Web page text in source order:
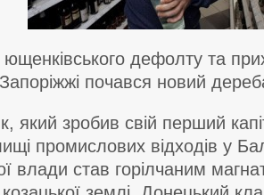
ющенківського дефолту та
Запоріжжі почався новий
який зробив свій перший
промислових відходів у
влади став горілчаним